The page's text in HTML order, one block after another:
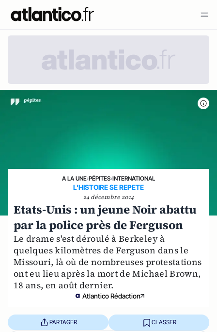
A LA UNE›PÉPITES›INTERNATIONAL
L'HISTOIRE SE REPETE
24 décembre 2014
Etats-Unis : un jeune Noir abattu
par la police près de Ferguson
Le drame s'est déroulé à Berkeley à
quelques kilomètres de Ferguson dans le
Missouri, là où de nombreuses protestations
ont eu lieu après la mort de Michael Brown,
18 ans, en août dernier.
Atlantico Rédaction
PARTAGER CLASSER